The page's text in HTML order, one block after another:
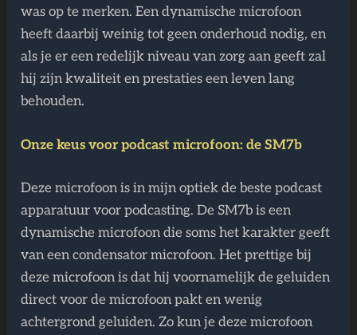
was op te merken. Een dynamische microfoon
heeft daarbij weinig tot geen onderhoud nodig, en
als je er een redelijk niveau van zorg aan geeft zal
hij zijn kwaliteit en prestaties een leven lang
behouden.
Onze keus voor podcast microfoon: de SM7b
Deze microfoon is in mijn optiek de beste podcast
apparatuur voor podcasting. De SM7b is een
dynamische microfoon die soms het karakter geeft
van een condensator microfoon. Het prettige bij
deze microfoon is dat hij voornamelijk de geluiden
direct voor de microfoon pakt en wenig
achtergrond geluiden. Zo kun je deze microfoon